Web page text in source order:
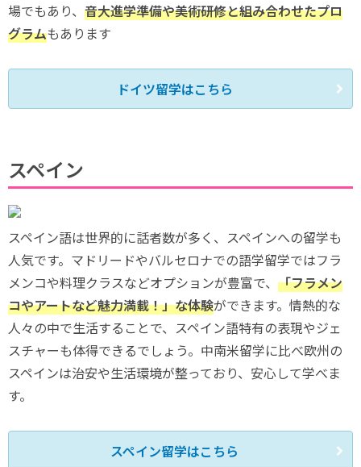
場でもあり、 音大進学準備や美術研修と組み合わせたプロ
グラムもあります
ドイツ留学はこちら
スペイン
スペイン語は世界的に話者数が多く、スペインへの留学も
人気です。マドリードやバルセロナでの語学留学ではフラ
メンコや料理クラスなどオプションが豊富で、 「フラメン
コやアートなど魅力満載！」な体験ができます。情熱的な
人々の中で生活することで、スペイン語特有の表現やジェ
スチャーも体得できるでしょう。中南米留学に比べ欧州の
スペインは治安や生活環境が整っており、安心して学べま
す。
スペイン留学はこちら